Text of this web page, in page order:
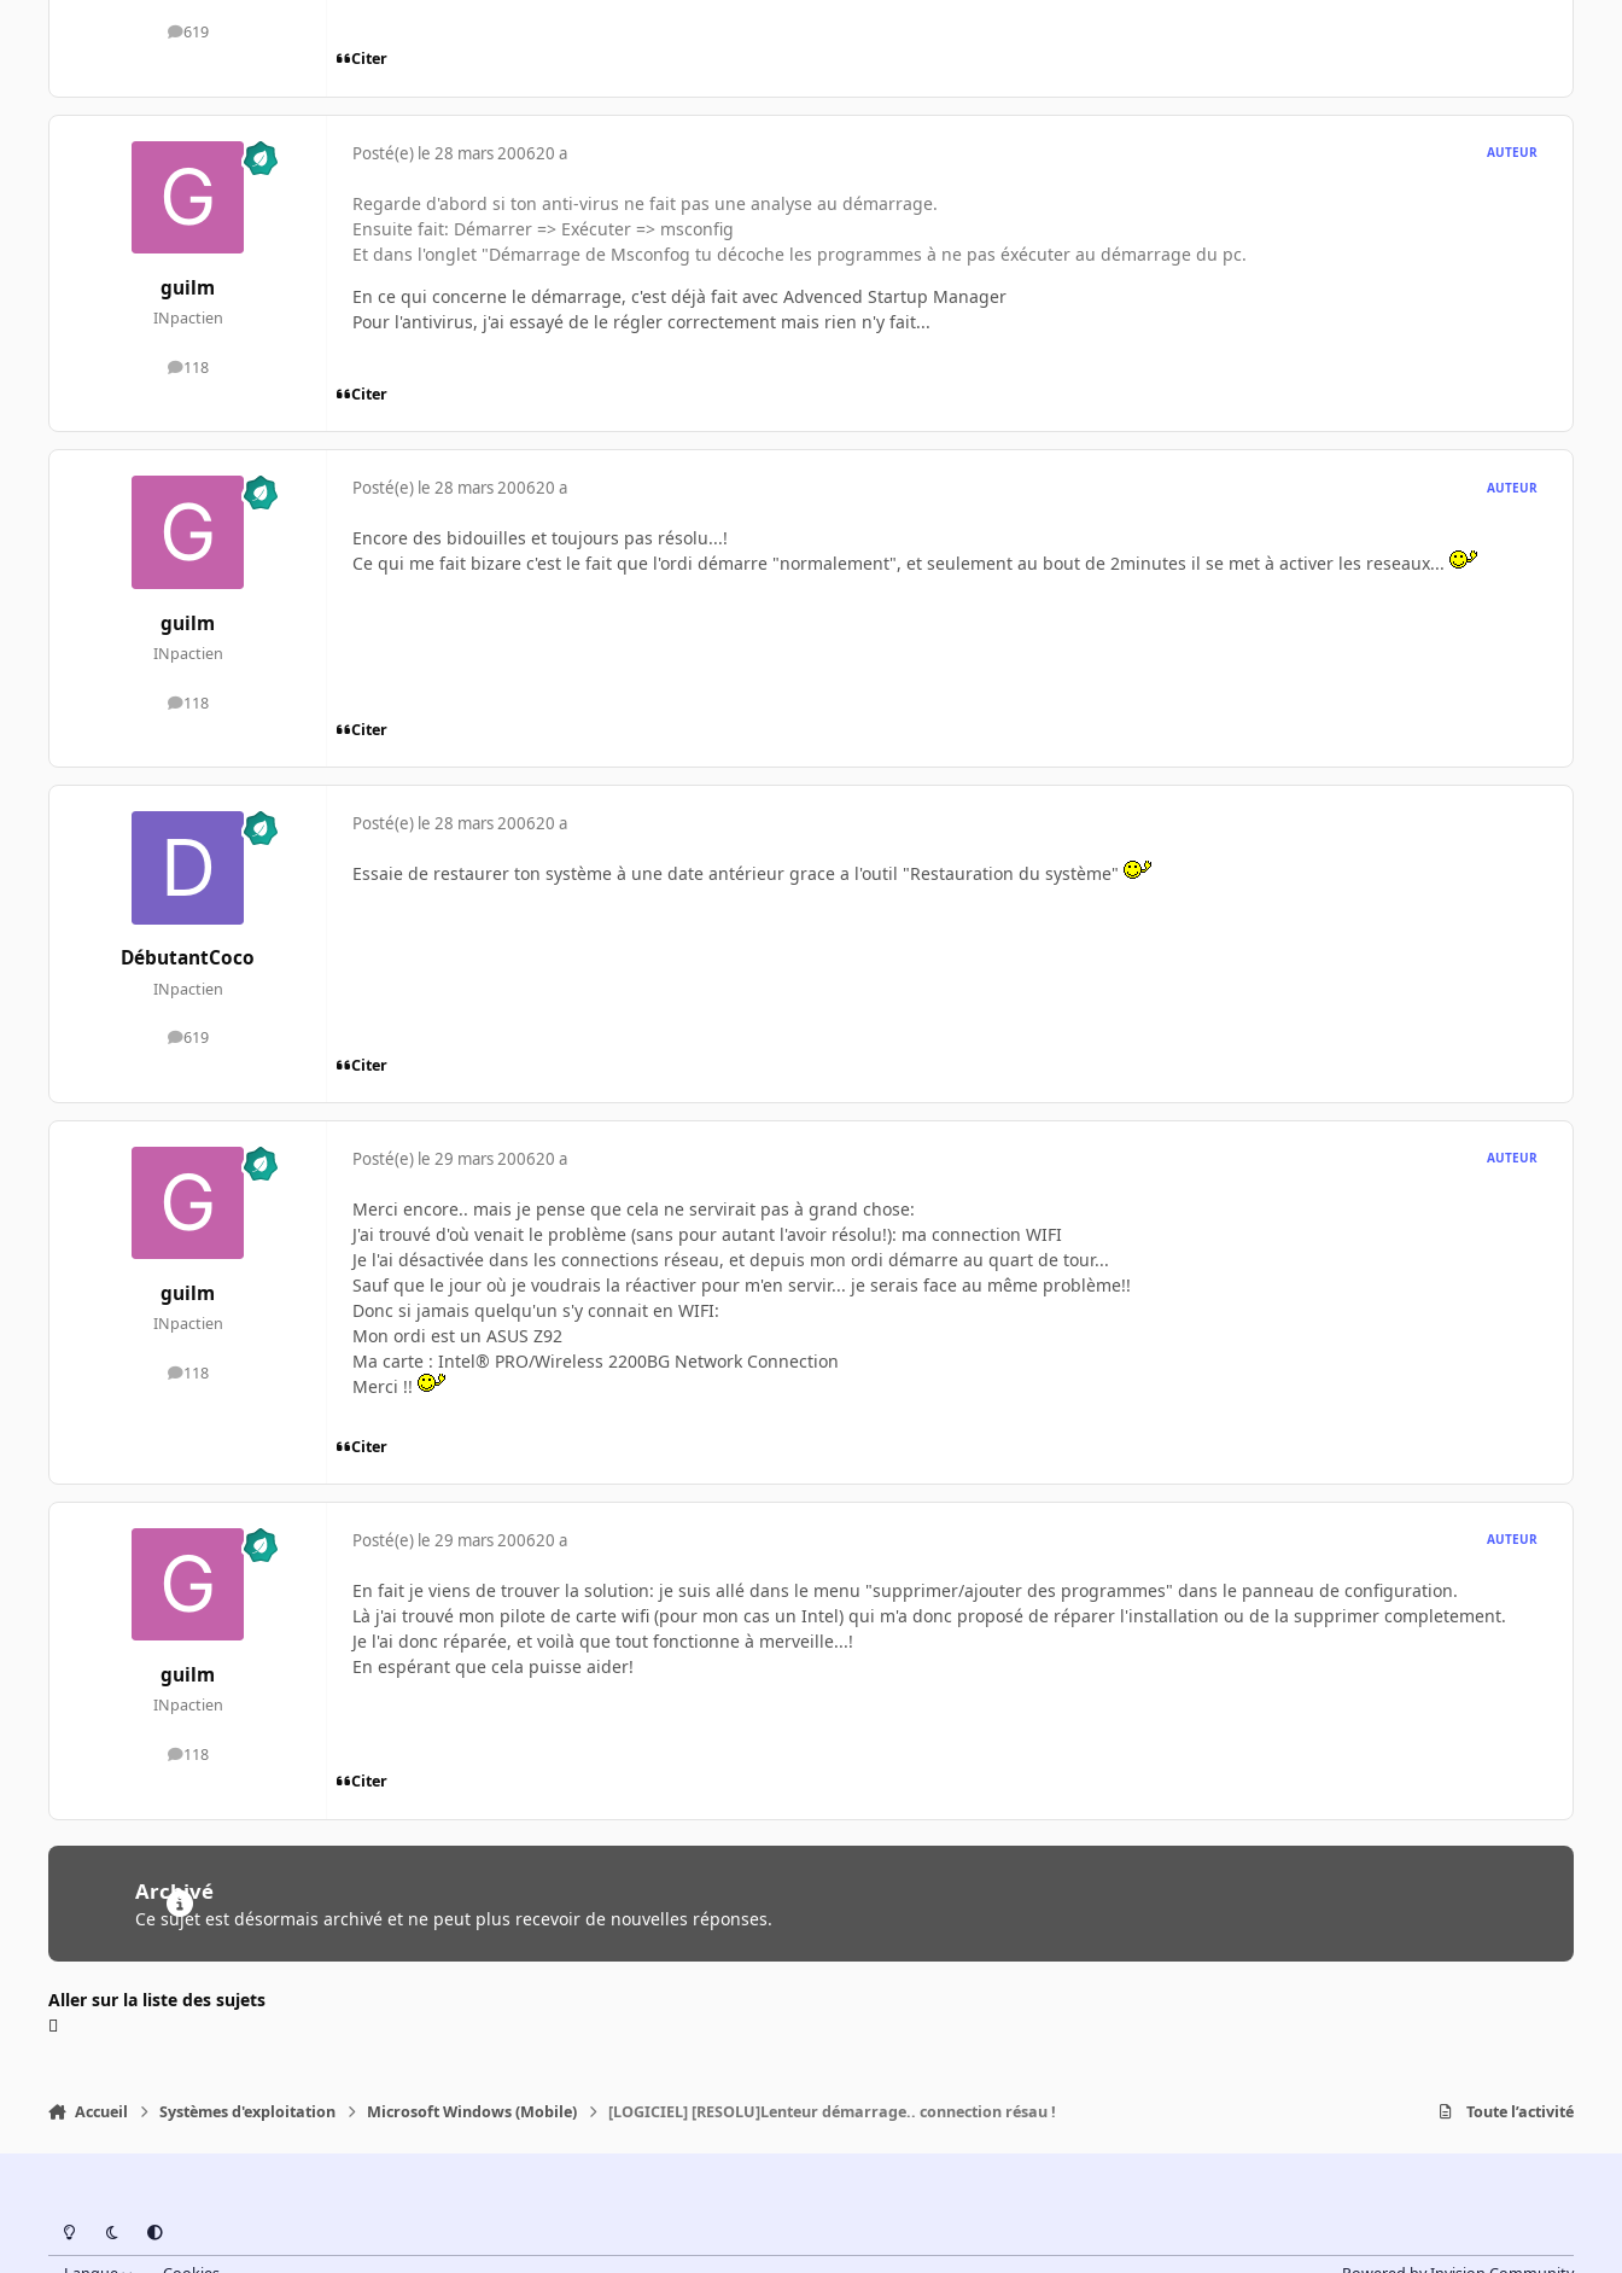
619
messages
Citer
guilm
INpactien
118
messages
Posté(e) le 28 mars 200620 a AUTEUR
Regarde d'abord si ton anti-virus ne fait pas une analyse au démarrage.
Ensuite fait: Démarrer => Exécuter => msconfig
Et dans l'onglet "Démarrage de Msconfog tu décoche les programmes à ne pas éxécuter au démarrage du pc.
En ce qui concerne le démarrage, c'est déjà fait avec Advenced Startup Manager
Pour l'antivirus, j'ai essayé de le régler correctement mais rien n'y fait...
Citer
guilm
INpactien
118
messages
Posté(e) le 28 mars 200620 a AUTEUR
Encore des bidouilles et toujours pas résolu...!
Ce qui me fait bizare c'est le fait que l'ordi démarre "normalement", et seulement au bout de 2minutes il se met à activer les reseaux...
Citer
DébutantCoco
INpactien
619
messages
Posté(e) le 28 mars 200620 a
Essaie de restaurer ton système à une date antérieur grace a l'outil "Restauration du système"
Citer
guilm
INpactien
118
messages
Posté(e) le 29 mars 200620 a AUTEUR
Merci encore.. mais je pense que cela ne servirait pas à grand chose:
J'ai trouvé d'où venait le problème (sans pour autant l'avoir résolu!): ma connection WIFI
Je l'ai désactivée dans les connections réseau, et depuis mon ordi démarre au quart de tour...
Sauf que le jour où je voudrais la réactiver pour m'en servir... je serais face au même problème!!
Donc si jamais quelqu'un s'y connait en WIFI:
Mon ordi est un ASUS Z92
Ma carte : Intel® PRO/Wireless 2200BG Network Connection
Merci !!
Citer
guilm
INpactien
118
messages
Posté(e) le 29 mars 200620 a AUTEUR
En fait je viens de trouver la solution: je suis allé dans le menu "supprimer/ajouter des programmes" dans le panneau de configuration.
Là j'ai trouvé mon pilote de carte wifi (pour mon cas un Intel) qui m'a donc proposé de réparer l'installation ou de la supprimer completement.
Je l'ai donc réparée, et voilà que tout fonctionne à merveille...!
En espérant que cela puisse aider!
Citer
Archivé
Ce sujet est désormais archivé et ne peut plus recevoir de nouvelles réponses.
Aller sur la liste des sujets
Accueil Systèmes d'exploitation Microsoft Windows (Mobile) [LOGICIEL] [RESOLU]Lenteur démarrage.. connection résau ! Toute l’activité
Light ModeDark ModeSystem Preference